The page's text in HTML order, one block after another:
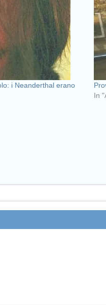
i Neanderthal erano
In